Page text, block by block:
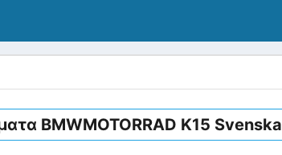
BMWMOTORRAD K15 Svenska